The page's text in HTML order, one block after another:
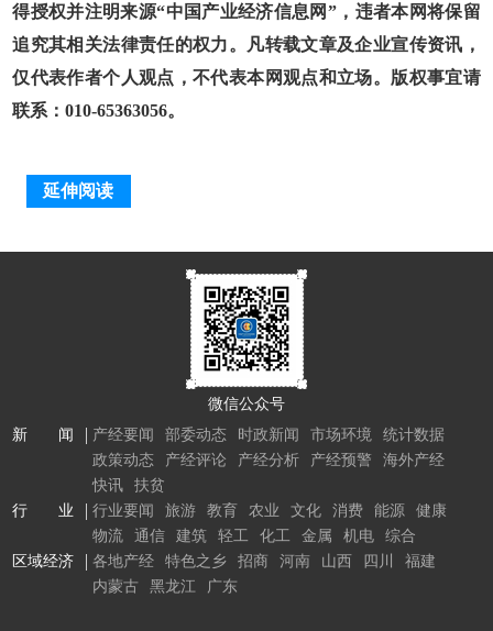
得授权并注明来源“中国产业经济信息网”，违者本网将保留
追究其相关法律责任的权力。凡转载文章及企业宣传资讯，
仅代表作者个人观点，不代表本网观点和立场。版权事宜请
联系：010-65363056。
延伸阅读
微信公众号
新 闻
产经要闻 部委动态 时政新闻 市场环境
统计数据
政策动态
产经评论 产经分析 产经预警
海外产经
快讯
扶贫
行 业
行业要闻 旅游 教育 农业 文化 消费 能源
健康
物流
通信 建筑 轻工 化工 金属 机电
综合
区域经济
各地产经 特色之乡 招商 河南 山西 四川
福建
内蒙古
黑龙江 广东